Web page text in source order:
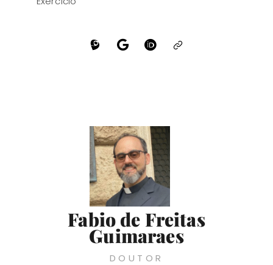
Fabio de Freitas
Guimaraes
DOUTOR